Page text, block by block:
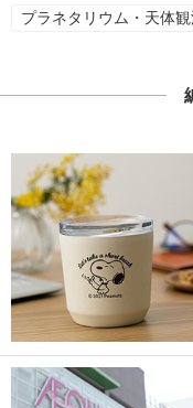
プラネタリウム・天体観